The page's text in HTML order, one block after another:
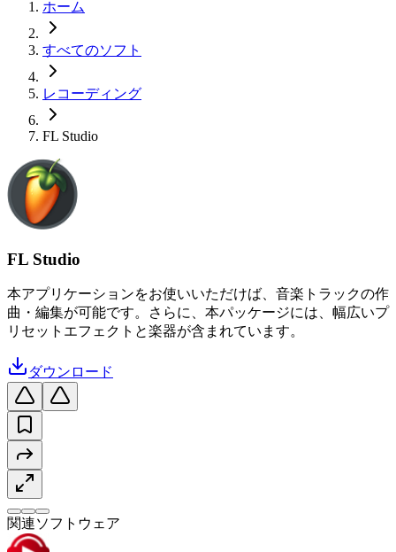
ホーム
すべてのソフト
レコーディング
FL Studio
FL Studio
本アプリケーションをお使いいただけば、音楽トラックの作
曲・編集が可能です。さらに、本パッケージには、幅広いプ
リセットエフェクトと楽器が含まれています。
ダウンロード
関連ソフトウェア